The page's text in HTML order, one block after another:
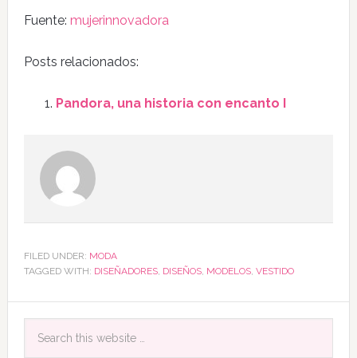
Fuente: mujerinnovadora
Posts relacionados:
Pandora, una historia con encanto I
FILED UNDER: MODA
TAGGED WITH: DISEÑADORES, DISEÑOS, MODELOS, VESTIDO